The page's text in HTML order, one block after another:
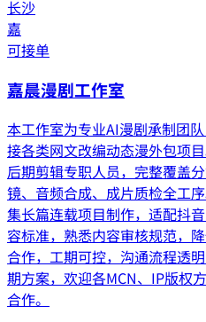
长沙
嘉
可接单
嘉晨漫剧工作室
本工作室为专业AI漫剧承制团
接各类网文改编动态漫外包项
后期剪辑专职人员，完整覆盖
镜、音频合成、成片质检全工
集长篇连载项目制作，适配抖
容标准，熟悉内容审核规范，
合作，工期可控，沟通流程透
期方案，欢迎各MCN、IP版权
合作。